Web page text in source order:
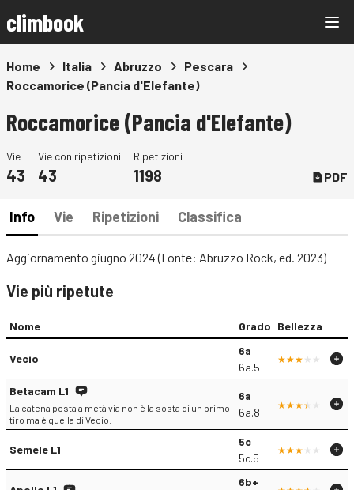
climbook
Home Italia Abruzzo
Pescara
Roccamorice (Pancia d'Elefante)
Roccamorice (Pancia d'Elefante)
Vie
43
Vie con ripetizioni
43
Ripetizioni
1198 PDF
Info Vie Ripetizioni Classifica
Aggiornamento giugno 2024 (Fonte: Abruzzo Rock, ed. 2023)
Vie più ripetute
Nome Grado Bellezza
Vecio
6a
6a.5
Betacam L1
La catena posta a metà via non è la sosta di un primo
tiro ma è quella di Vecio.
6a
6a.8
Semele L1
5c
5c.5
6b+